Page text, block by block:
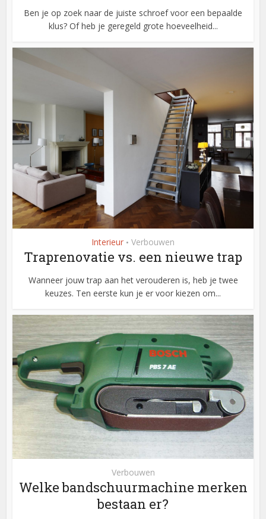
Ben je op zoek naar de juiste schroef voor een bepaalde
klus? Of heb je geregeld grote hoeveelheid...
Interieur • Verbouwen
Traprenovatie vs. een nieuwe trap
Wanneer jouw trap aan het verouderen is, heb je twee
keuzes. Ten eerste kun je er voor kiezen om...
Verbouwen
Welke bandschuurmachine merken
bestaan er?